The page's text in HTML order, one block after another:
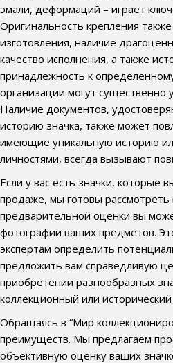
эмали, деформаций – играет
Оригинальность крепления
изготовления, наличие
качество исполнения, а также
принадлежность к
организации могут существенно
Наличие документов,
историю значка, также может
имеющие уникальную историю
личностями, всегда вызывают
Если у вас есть значки, которые
продаже, мы готовы рассмотреть
предварительной оценки вы
фотографии ваших предметов.
экспертам определить
предложить вам справедливую
приобретении разнообразных
коллекционный или
Обращаясь в “Мир
преимуществ. Мы предлагаем
объективную оценку ваших